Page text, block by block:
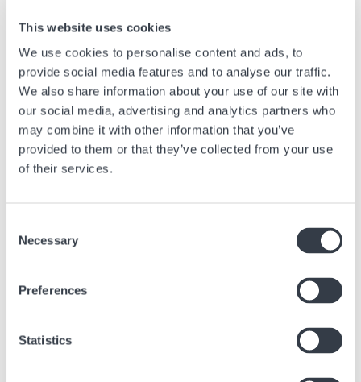
This website uses cookies
We use cookies to personalise content and ads, to
provide social media features and to analyse our traffic.
We also share information about your use of our site with
our social media, advertising and analytics partners who
may combine it with other information that you’ve
provided to them or that they’ve collected from your use
of their services.
Selection
Necessary
Preferences
Statistics
destinazione perfetta per una fuga dalla città. Il centro commerciale
ospita più di 150 marchi di fama mondiale e oltre 40 punti di ristoro e